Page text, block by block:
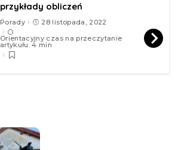
przykłady obliczeń
Porady
28 listopada, 2022
Orientacyjny czas na przeczytanie
artykułu: 4 min